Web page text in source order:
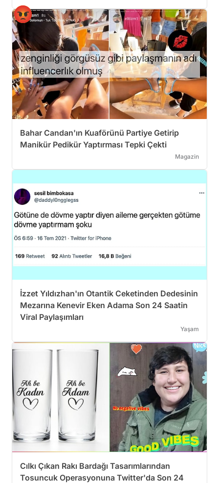
Bahar Candan'ın Kuaförünü Partiye Getirip
Manikür Pedikür Yaptırması Tepki Çekti
Magazin
İzzet Yıldızhan'ın Otantik Ceketinden Dedesinin
Mezarına Kenevir Eken Adama Son 24 Saatin
Viral Paylaşımları
Yaşam
Cılkı Çıkan Rakı Bardağı Tasarımlarından
Tosuncuk Operasyonuna Twitter'da Son 24